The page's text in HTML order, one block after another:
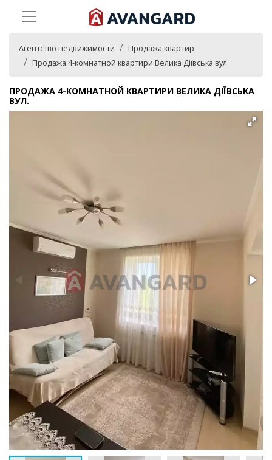
Агентство недвижимости
Продажа квартир
Продажа 4-комнатной квартири Велика Діївська вул.
ПРОДАЖА 4-КОМНАТНОЙ КВАРТИРИ ВЕЛИКА ДІЇВСЬКА
ВУЛ.